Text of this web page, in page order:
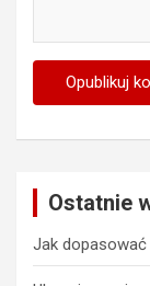
Ostatnie
Jak